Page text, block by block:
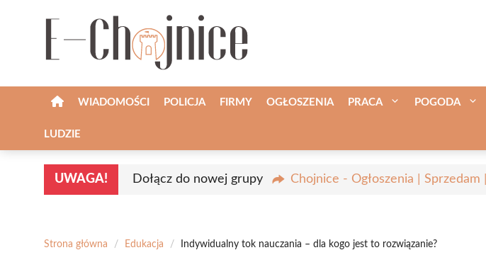
WIADOMOŚCI POLICJA FIRMY OGŁOSZENIA PRACA POGODA
LUDZIE
UWAGA! Dołącz do nowej grupy Chojnice - Ogłoszenia |
Strona główna / Edukacja / Indywidualny tok nauczania – dla kogo jest to rozwiązanie?